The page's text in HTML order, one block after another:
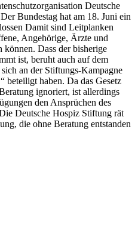
Deutsche
Bundestag hat am 18. Juni ein
Damit sind Leitplanken
Angehörige, Ärzte und
können. Dass der bisherige
ist, beruht auch auf dem
an der Stiftungs-Kampagne
beteiligt haben. Da das Gesetz
ignoriert, ist allerdings
den Ansprüchen des
Deutsche Hospiz Stiftung rät
die ohne Beratung entstanden